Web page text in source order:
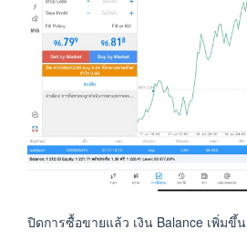
ปิดการซื้อขายแล้ว เงิน Balance เพิ่มขึ้น